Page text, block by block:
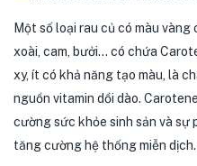
Một số loại rau củ có màu vàng
xoài, cam, bưởi… có chứa
xy, ít có khả năng tạo màu, là
nguồn vitamin dồi dào.
cường sức khỏe sinh sản và
tăng cường hệ thống miễn dịch.